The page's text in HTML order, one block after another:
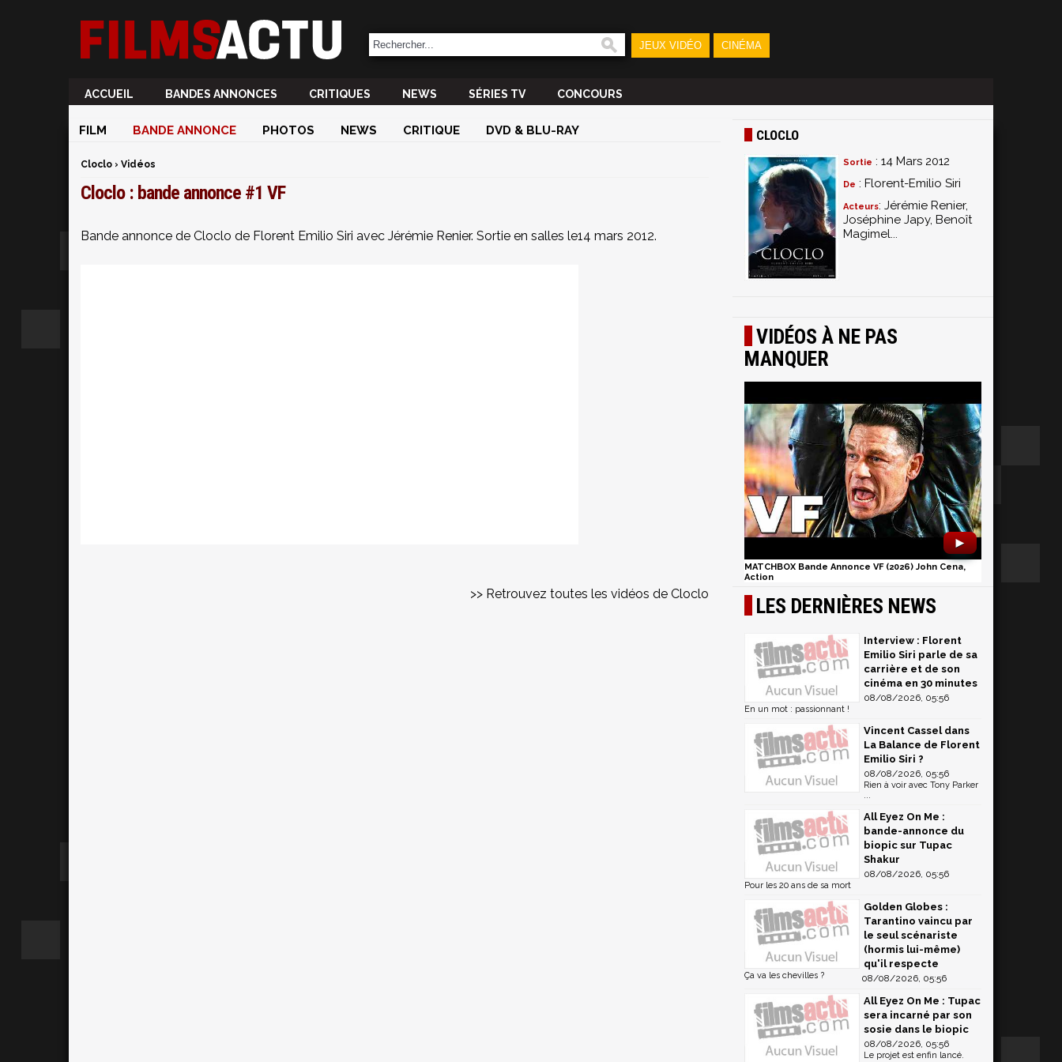
JEUX VIDÉO CINÉMA
ACCUEIL BANDES ANNONCES CRITIQUES NEWS SÉRIES TV CONCOURS
FILM BANDE ANNONCE PHOTOS NEWS CRITIQUE DVD & BLU-RAY
Cloclo › Vidéos
Cloclo : bande annonce #1 VF
Bande annonce de Cloclo de Florent Emilio Siri avec Jérémie Renier. Sortie en salles le14 mars 2012.
>> Retrouvez toutes les vidéos de Cloclo
CLOCLO
Sortie : 14 Mars 2012
De : Florent-Emilio Siri
Acteurs: Jérémie Renier,
Joséphine Japy, Benoît
Magimel...
VIDÉOS À NE PAS
MANQUER
►
MATCHBOX Bande Annonce VF (2026) John Cena,
Action
LES DERNIÈRES NEWS
Interview : Florent
Emilio Siri parle de sa
carrière et de son
cinéma en 30 minutes
08/08/2026, 05:56
En un mot : passionnant !
Vincent Cassel dans
La Balance de Florent
Emilio Siri ?
08/08/2026, 05:56
Rien à voir avec Tony Parker
...
All Eyez On Me :
bande-annonce du
biopic sur Tupac
Shakur
08/08/2026, 05:56
Pour les 20 ans de sa mort
Golden Globes :
Tarantino vaincu par
le seul scénariste
(hormis lui-même)
qu'il respecte
08/08/2026, 05:56
Ça va les chevilles ?
All Eyez On Me : Tupac
sera incarné par son
sosie dans le biopic
08/08/2026, 05:56
Le projet est enfin lancé.